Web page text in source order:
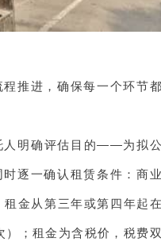
推进，确保每一个环节
人明确评估目的——为拟
逐一确认租赁条件：商
金从第三年或第四年起
）；租金为含税价，税费